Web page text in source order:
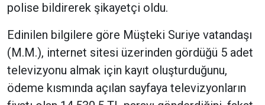
polise bildirerek şikayetçi oldu.
Edinilen bilgilere göre Müşteki Suriye vatandaşı
(M.M.), internet sitesi üzerinden gördüğü 5 adet
televizyonu almak için kayıt oluşturduğunu,
ödeme kısmında açılan sayfaya televizyonların